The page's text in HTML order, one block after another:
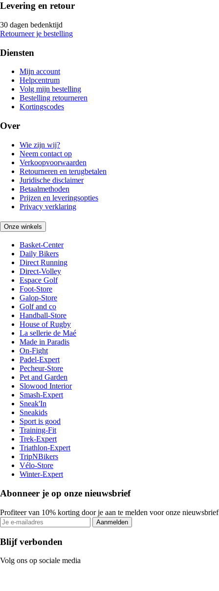
Levering en retour
30 dagen bedenktijd
Retourneer je bestelling
Diensten
Mijn account
Helpcentrum
Volg mijn bestelling
Bestelling retourneren
Kortingscodes
Over
Wie zijn wij?
Neem contact op
Verkoopvoorwaarden
Retourneren en terugbetalen
Juridische disclaimer
Betaalmethoden
Prijzen en leveringsopties
Privacy verklaring
Onze winkels
Basket-Center
Daily Bikers
Direct Running
Direct-Volley
Espace Golf
Foot-Store
Galop-Store
Golf and co
Handball-Store
House of Rugby
La sellerie de Maé
Made in Paradis
On-Fight
Padel-Expert
Pecheur-Store
Pet and Garden
Slowood Interior
Smash-Expert
Sneak'In
Sneakids
Sport is good
Training-Fit
Trek-Expert
Triathlon-Expert
TripNBikers
Vélo-Store
Winter-Expert
Abonneer je op onze nieuwsbrief
Profiteer van 10% korting door je aan te melden voor onze nieuwsbrief
Aanmelden
Blijf verbonden
Volg ons op sociale media